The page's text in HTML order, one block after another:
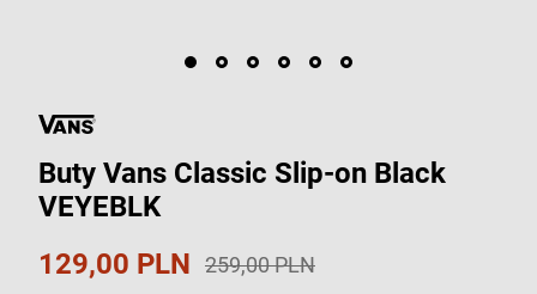
Buty Vans Classic Slip-on Black
VEYEBLK
129,00 PLN
259,00 PLN